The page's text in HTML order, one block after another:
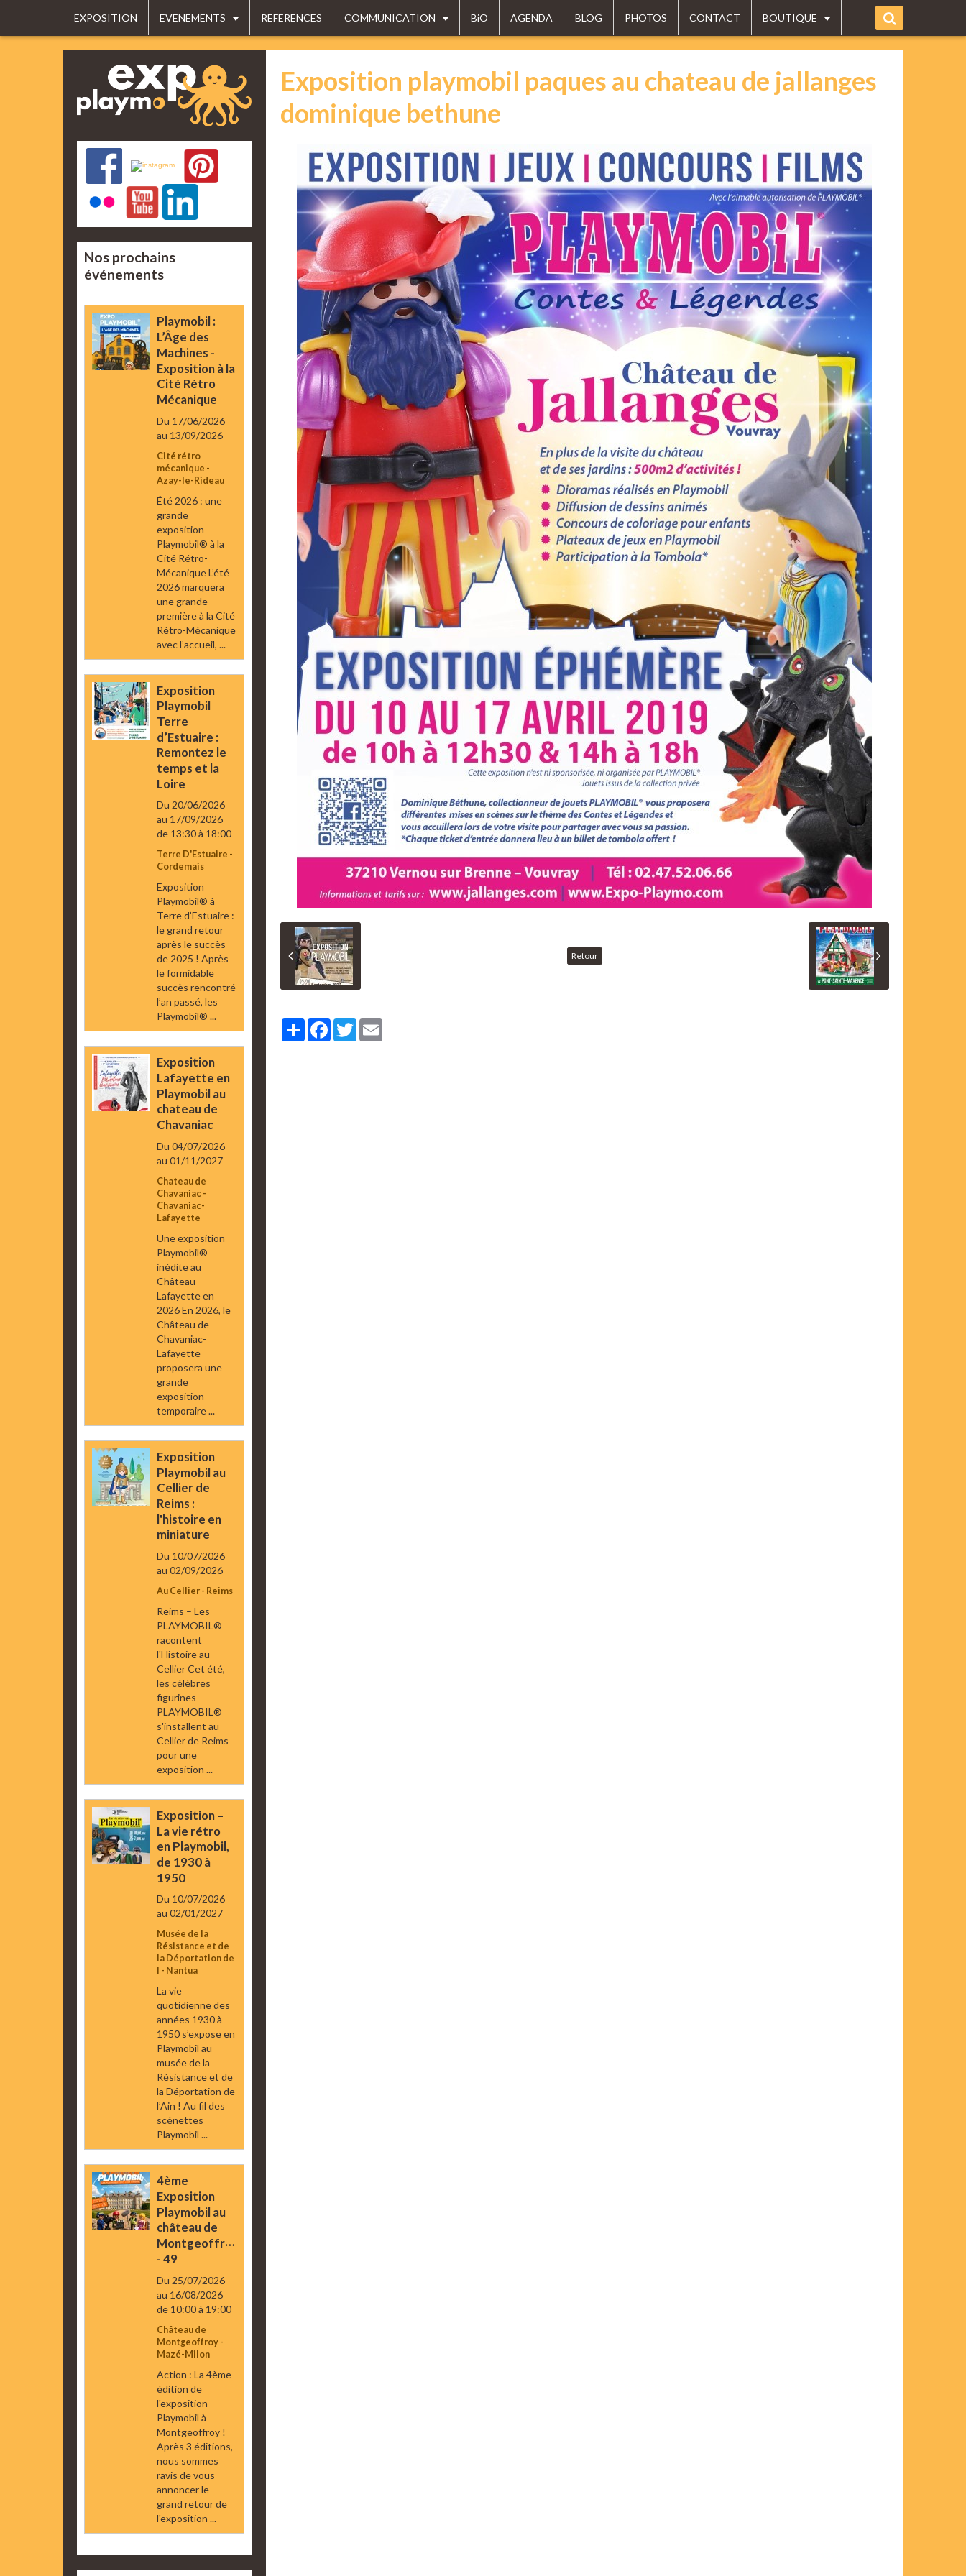
EXPOSITION EVENEMENTS REFERENCES COMMUNICATION BiO AGENDA BLOG PHOTOS CONTACT BOUTIQUE
Exposition playmobil paques au chateau de jallanges
dominique bethune
Retour
PartagerFacebook
TwitterEmail
Nos prochains
événements
Playmobil :
L’Âge des
Machines -
Exposition à la
Cité Rétro
Mécanique
Du 17/06/2026
au 13/09/2026
Cité rétro
mécanique -
Azay-le-Rideau
Été 2026 : une
grande
exposition
Playmobil® à la
Cité Rétro-
Mécanique L’été
2026 marquera
une grande
première à la Cité
Rétro-Mécanique
avec l’accueil, ...
Exposition
Playmobil
Terre
d’Estuaire :
Remontez le
temps et la
Loire
Du 20/06/2026
au 17/09/2026
de 13:30à 18:00
Terre D'Estuaire -
Cordemais
Exposition
Playmobil® à
Terre d’Estuaire :
le grand retour
après le succès
de 2025 ! Après
le formidable
succès rencontré
l’an passé, les
Playmobil® ...
Exposition
Lafayette en
Playmobil au
chateau de
Chavaniac
Du 04/07/2026
au 01/11/2027
Chateau de
Chavaniac -
Chavaniac-
Lafayette
Une exposition
Playmobil®
inédite au
Château
Lafayette en
2026 En 2026, le
Château de
Chavaniac-
Lafayette
proposera une
grande
exposition
temporaire ...
Exposition
Playmobil au
Cellier de
Reims :
l'histoire en
miniature
Du 10/07/2026
au 02/09/2026
Au Cellier - Reims
Reims – Les
PLAYMOBIL®
racontent
l'Histoire au
Cellier Cet été,
les célèbres
figurines
PLAYMOBIL®
s'installent au
Cellier de Reims
pour une
exposition ...
Exposition –
La vie rétro
en Playmobil,
de 1930 à
1950
Du 10/07/2026
au 02/01/2027
Musée de la
Résistance et de
la Déportation de
l - Nantua
La vie
quotidienne des
années 1930 à
1950 s’expose en
Playmobil au
musée de la
Résistance et de
la Déportation de
l’Ain ! Au fil des
scénettes
Playmobil ...
4ème
Exposition
Playmobil au
château de
Montgeoffroy
- 49
Du 25/07/2026
au 16/08/2026
de 10:00à 19:00
Château de
Montgeoffroy -
Mazé-Milon
Action : La 4ème
édition de
l'exposition
Playmobil à
Montgeoffroy !
Après 3 éditions,
nous sommes
ravis de vous
annoncer le
grand retour de
l'exposition ...